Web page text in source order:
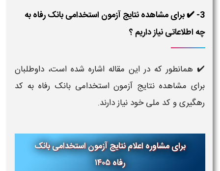
3- ✔️ برای مشاهده نتایج آزمون استخدامی بانک رفاه به
چه اطلاعاتی نیاز داریم ؟
✔️ همانطور که در این مقاله اشاره شده است، داوطلبان
برای مشاهده نتایج آزمون استخدامی بانک رفاه به کد
رهگیری و کد ملی خود نیاز دارند.
برای مشاوره اعلام نتایج آزمون استخدامی بانک
رفاه ۱۴۰۵